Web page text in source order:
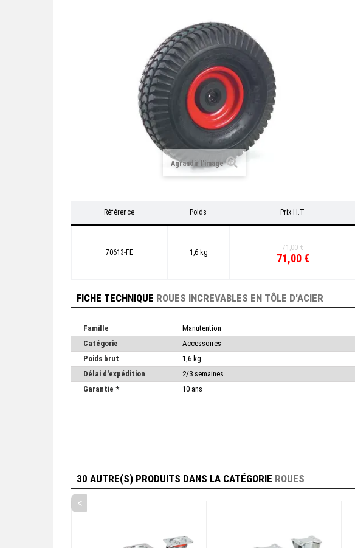
Agrandir l'image
Référence Poids Prix H.T
70613-FE 1,6 kg
71,00 €
71,00 €
FICHE TECHNIQUE ROUES INCREVABLES EN TÔLE D'ACIER
Famille
Manutention
Catégorie
Accessoires
Poids brut
1,6 kg
Délai d'expédition
2/3 semaines
Garantie *
10 ans
30 AUTRE(S) PRODUITS DANS LA CATÉGORIE ROUES
<